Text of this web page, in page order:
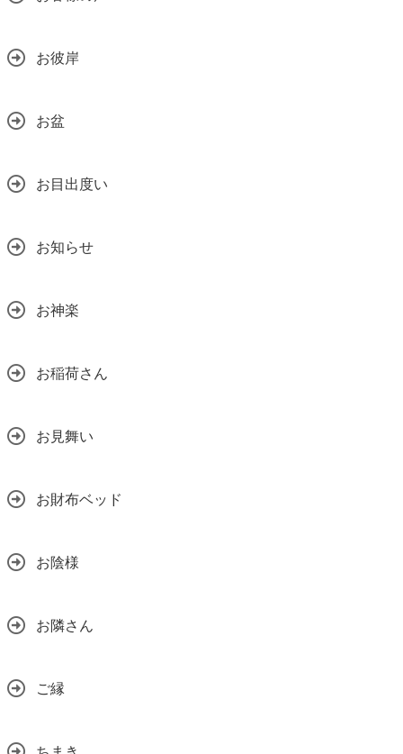
お彼岸
お盆
お目出度い
お知らせ
お神楽
お稲荷さん
お見舞い
お財布ベッド
お陰様
お隣さん
ご縁